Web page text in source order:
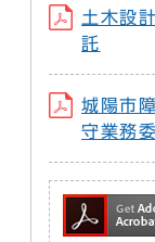
土木設
託
城陽市
守業務